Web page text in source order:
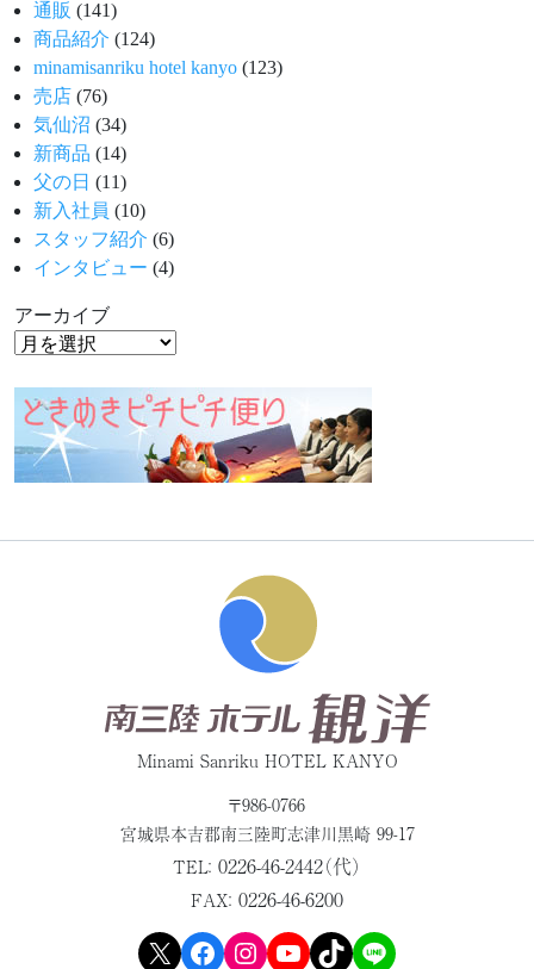
通販 (141)
商品紹介 (124)
minamisanriku hotel kanyo (123)
売店 (76)
気仙沼 (34)
新商品 (14)
父の日 (11)
新入社員 (10)
スタッフ紹介 (6)
インタビュー (4)
アーカイブ
Minami Sanriku HOTEL KANYO
〒986-0766
宮城県本吉郡南三陸町志津川黒崎 99-17
TEL： 0226-46-2442（代）
FAX： 0226-46-6200
X Facebook Instagram YouTube TikTok LINE